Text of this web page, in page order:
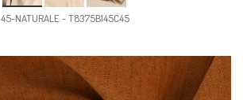
45-NATURALE - T8375B145C45